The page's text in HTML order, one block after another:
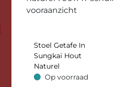
Stoel Getafe In
Sungkai Hout
Naturel
Op voorraad
Op voorraad